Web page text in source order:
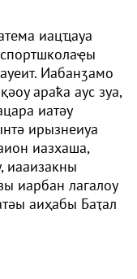
иацҵауа
Иабанӡамо
араҟа аус зуа,
иатәу
ирызнеиуа
иазхаша,
иааизакны
иарбан лагалоу
аиҳабы Баҭал